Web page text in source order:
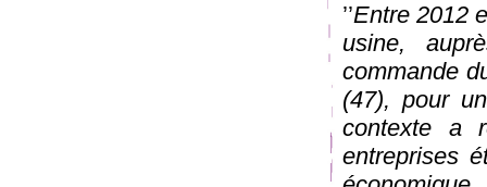
’’Entre 2012
usine,
commande
(47), pour
contexte a
entreprises